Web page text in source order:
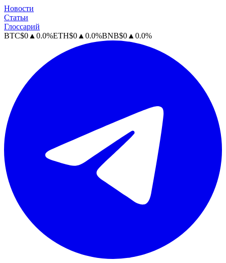
Новости
Статьи
Глоссарий
BTC$0 ▲ 0.0%ETH$0 ▲ 0.0%BNB$0 ▲ 0.0%